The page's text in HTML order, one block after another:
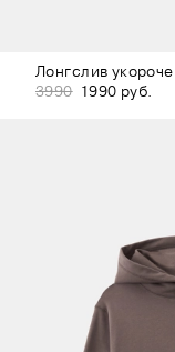
Лонгслив
3990 1990 руб.